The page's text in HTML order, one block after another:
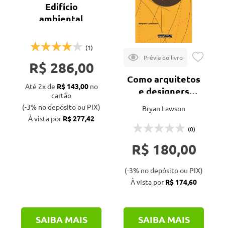
Edifício
ambiental
(1)
R$ 286,00
Até 2x de R$ 143,00no
cartão
(-3% no depósito ou PIX)
À vista porR$ 277,42
SAIBA MAIS
Como arquitetos
e designers
Bryan Lawson
(0)
R$ 180,00
(-3% no depósito ou PIX)
À vista porR$ 174,60
SAIBA MAIS